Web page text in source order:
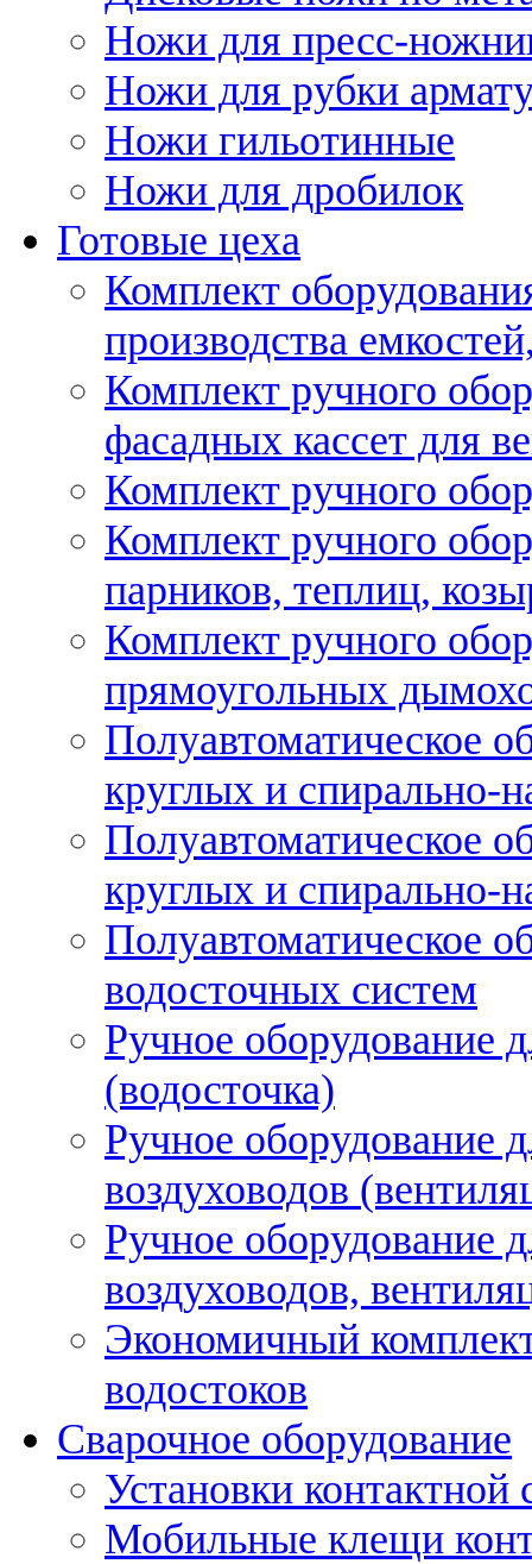
Ножи для пресс-
Ножи для рубки
Ножи гильотинные
Ножи для дробилок
Готовые цеха
Комплект
производства
Комплект ручного
фасадных кассет для
Комплект ручного
Комплект ручного
парников, теплиц,
Комплект ручного
прямоугольных
Полуавтоматическое
круглых и спирально-
Полуавтоматическое
круглых и спирально-
Полуавтоматическое
водосточных систем
Ручное оборудование
(водосточка)
Ручное оборудование
воздуховодов
Ручное оборудование
воздуховодов,
Экономичный
водостоков
Сварочное оборудование
Установки
Мобильные клещи